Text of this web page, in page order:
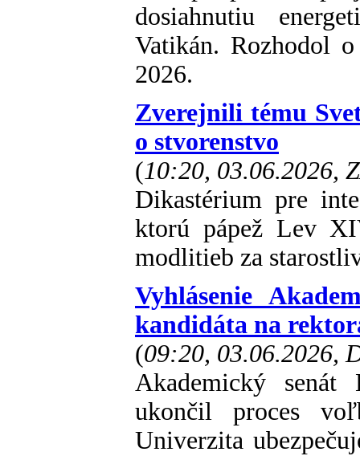
dosiahnutiu
Vatikán. Rozhodol
2026.
Zverejnili tému
o stvorenstvo
(10:20, 03.06.2026,
Dikastérium pre
ktorú pápež Lev
modlitieb za
Vyhlásenie
kandidáta na
(09:20, 03.06.2026,
Akademický senát
ukončil proces
Univerzita